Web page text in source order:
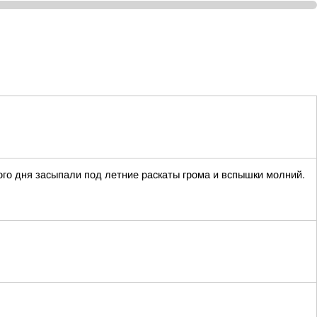
дня засыпали под летние раскаты грома и вспышки молний.